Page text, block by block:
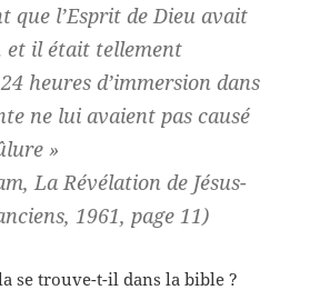
que l’Esprit de Dieu avait
il était tellement
heures d’immersion dans
ne lui avaient pas causé
»
La Révélation de Jésus-
1961, page 11)
se trouve-t-il dans la bible ?